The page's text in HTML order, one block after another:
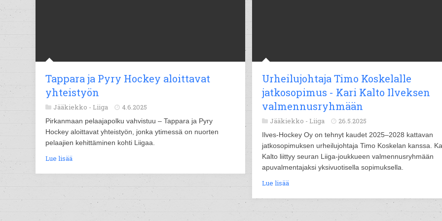
Tappara ja Pyry Hockey aloittavat
yhteistyön
Jääkiekko - Liiga 4.6.2025
Pirkanmaan pelaajapolku vahvistuu – Tappara ja Pyry
Hockey aloittavat yhteistyön, jonka ytimessä on nuorten
pelaajien kehittäminen kohti Liigaa.
Lue lisää
Urheilujohtaja Timo Koskelalle
jatkosopimus - Kari Kalto Ilveksen
valmennusryhmään
Jääkiekko - Liiga 26.5.2025
Ilves-Hockey Oy on tehnyt kaudet 2025–2028 kattavan
jatkosopimuksen urheilujohtaja Timo Koskelan kanssa.
Kalto liittyy seuran Liiga-joukkueen valmennusryhmään
apuvalmentajaksi yksivuotisella sopimuksella.
Lue lisää